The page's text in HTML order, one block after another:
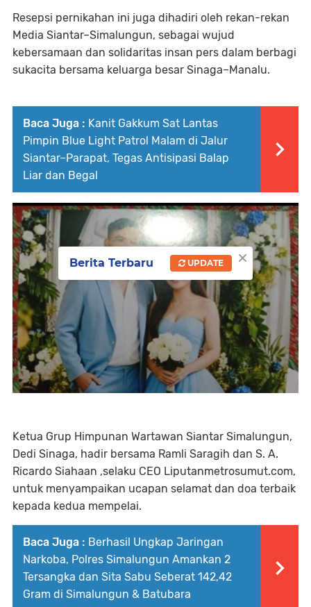
Resepsi pernikahan ini juga dihadiri oleh rekan-rekan
Media Siantar–Simalungun, sebagai wujud
kebersamaan dan solidaritas insan pers dalam berbagi
sukacita bersama keluarga besar Sinaga–Manalu.
Baca Juga : Kanit Gakkum Sat Lantas
Pimpin Blue Light Patrol Malam di Jalur
Siantar–Parapat, Tegas Antisipasi Balap
Liar dan Begal
Ketua Grup Himpunan Wartawan Siantar Simalungun,
Dedi Sinaga, hadir bersama Ramli Saragih dan S. A.
Ricardo Siahaan ,selaku CEO Liputanmetrosumut.com,
untuk menyampaikan ucapan selamat dan doa terbaik
kepada kedua mempelai.
Baca Juga : Berhasil Ungkap Jaringan
Narkoba, Polres Simalungun Amankan 2
Tersangka dan Sita Sabu Seberat 142,42
Gram di Simalungun & Batubara
×
Berita Terbaru UPDATE